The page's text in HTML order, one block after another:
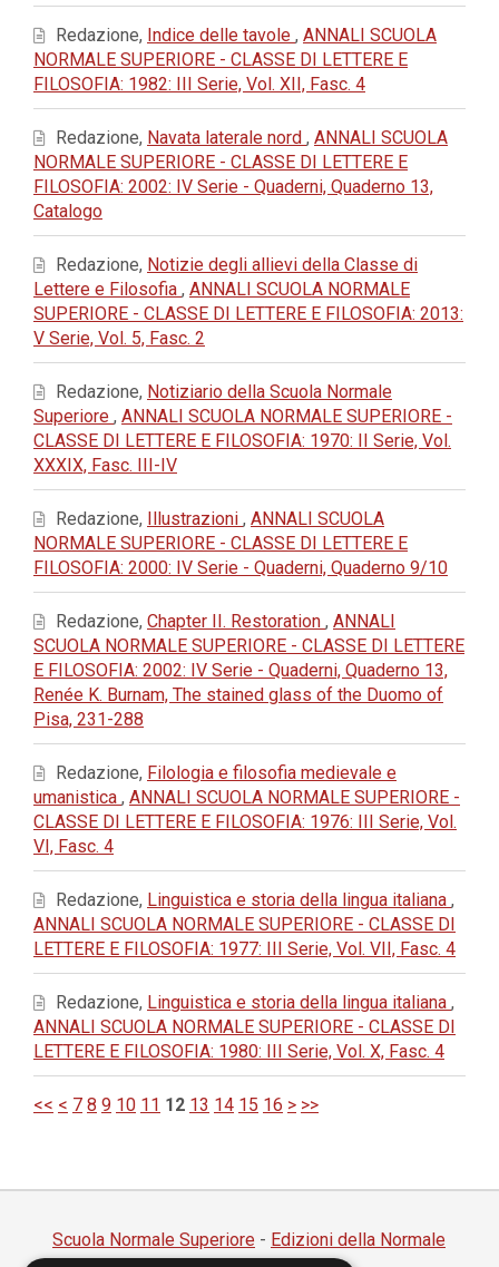
Redazione, Indice delle tavole , ANNALI SCUOLA
NORMALE SUPERIORE - CLASSE DI LETTERE E
FILOSOFIA: 1982: III Serie, Vol. XII, Fasc. 4
Redazione, Navata laterale nord , ANNALI SCUOLA
NORMALE SUPERIORE - CLASSE DI LETTERE E
FILOSOFIA: 2002: IV Serie - Quaderni, Quaderno 13,
Catalogo
Redazione, Notizie degli allievi della Classe di
Lettere e Filosofia , ANNALI SCUOLA NORMALE
SUPERIORE - CLASSE DI LETTERE E FILOSOFIA: 2013:
V Serie, Vol. 5, Fasc. 2
Redazione, Notiziario della Scuola Normale
Superiore , ANNALI SCUOLA NORMALE SUPERIORE -
CLASSE DI LETTERE E FILOSOFIA: 1970: II Serie, Vol.
XXXIX, Fasc. III-IV
Redazione, Illustrazioni , ANNALI SCUOLA
NORMALE SUPERIORE - CLASSE DI LETTERE E
FILOSOFIA: 2000: IV Serie - Quaderni, Quaderno 9/10
Redazione, Chapter II. Restoration , ANNALI
SCUOLA NORMALE SUPERIORE - CLASSE DI LETTERE
E FILOSOFIA: 2002: IV Serie - Quaderni, Quaderno 13,
Renée K. Burnam, The stained glass of the Duomo of
Pisa, 231-288
Redazione, Filologia e filosofia medievale e
umanistica , ANNALI SCUOLA NORMALE SUPERIORE -
CLASSE DI LETTERE E FILOSOFIA: 1976: III Serie, Vol.
VI, Fasc. 4
Redazione, Linguistica e storia della lingua italiana ,
ANNALI SCUOLA NORMALE SUPERIORE - CLASSE DI
LETTERE E FILOSOFIA: 1977: III Serie, Vol. VII, Fasc. 4
Redazione, Linguistica e storia della lingua italiana ,
ANNALI SCUOLA NORMALE SUPERIORE - CLASSE DI
LETTERE E FILOSOFIA: 1980: III Serie, Vol. X, Fasc. 4
<< < 7 8 9 10 11 12 13 14 15 16 > >>
Scuola Normale Superiore - Edizioni della Normale